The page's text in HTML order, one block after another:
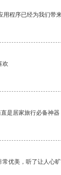
用程序已经为我们带
欢
是居家旅行必备神
优美，听了让人心旷